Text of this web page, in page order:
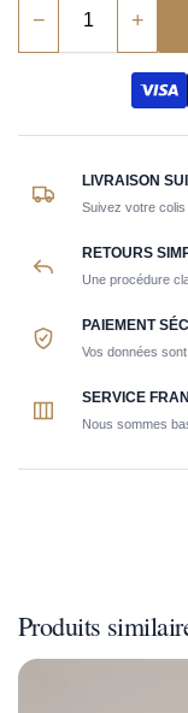
− +
LIVRAISON
Suivez votre colis
RETOURS
Une procédure
PAIEMENT
Vos données
SERVICE
Nous sommes
Produits